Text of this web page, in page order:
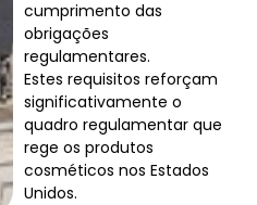
cumprimento das
obrigações
regulamentares.
Estes requisitos reforçam
significativamente o
quadro regulamentar que
rege os produtos
cosméticos nos Estados
Unidos.